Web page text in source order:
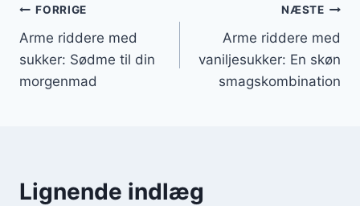
Indlægsnavigation
FORRIGE
Arme riddere med
sukker: Sødme til din
morgenmad
NÆSTE
Arme riddere med
vaniljesukker: En skøn
smagskombination
Lignende indlæg